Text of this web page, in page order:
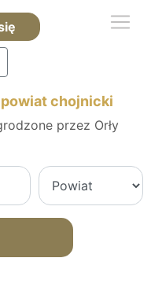
chojnicki
przez Orły